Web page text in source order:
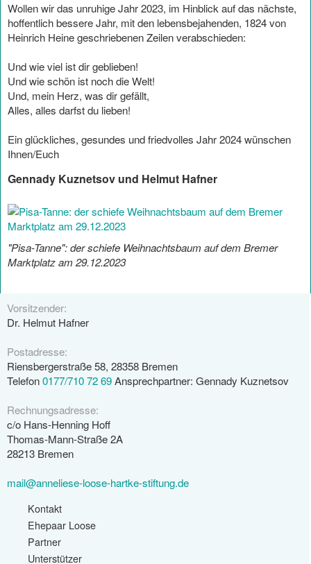
Wollen wir das unruhige Jahr 2023, im Hinblick auf das nächste,
hoffentlich bessere Jahr, mit den lebensbejahenden, 1824 von
Heinrich Heine geschriebenen Zeilen verabschieden:
Und wie viel ist dir geblieben!
Und wie schön ist noch die Welt!
Und, mein Herz, was dir gefällt,
Alles, alles darfst du lieben!
Ein glückliches, gesundes und friedvolles Jahr 2024 wünschen
Ihnen/Euch
Gennady Kuznetsov und Helmut Hafner
"Pisa-Tanne": der schiefe Weihnachtsbaum auf dem Bremer
Marktplatz am 29.12.2023
Vorsitzender:
Dr. Helmut Hafner
Postadresse:
Riensbergerstraße 58, 28358 Bremen
Telefon0177/710 72 69Ansprechpartner: Gennady Kuznetsov
Rechnungsadresse:
c/o Hans-Henning Hoff
Thomas-Mann-Straße 2A
28213 Bremen
mail@anneliese-loose-hartke-stiftung.de
Kontakt
Ehepaar Loose
Partner
Unterstützer